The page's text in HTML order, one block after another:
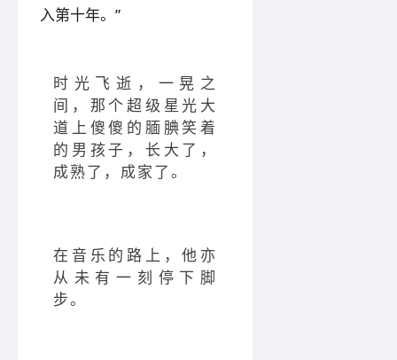
入第十年。”
时光飞逝，一晃之
间，那个超级星光大
道上傻傻的腼腆笑着
的男孩子，长大了，
成熟了，成家了。
在音乐的路上，他亦
从未有一刻停下脚
步。